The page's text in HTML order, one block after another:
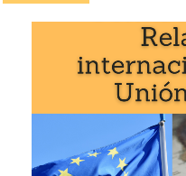
Transporte y logística en
Red Principal de
Corredor
Bélgica)
Corredor
(Irlanda,